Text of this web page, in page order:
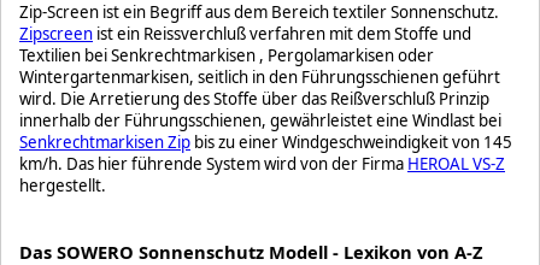
Zip-Screen ist ein Begriff aus dem Bereich textiler Sonnenschutz.
Zipscreen ist ein Reissverchluß verfahren mit dem Stoffe und
Textilien bei Senkrechtmarkisen , Pergolamarkisen oder
Wintergartenmarkisen, seitlich in den Führungsschienen geführt
wird. Die Arretierung des Stoffe über das Reißverschluß Prinzip
innerhalb der Führungsschienen, gewährleistet eine Windlast bei
Senkrechtmarkisen Zip bis zu einer Windgeschweindigkeit von 145
km/h. Das hier führende System wird von der Firma HEROAL VS-Z
hergestellt.
Das SOWERO Sonnenschutz Modell - Lexikon von A-Z